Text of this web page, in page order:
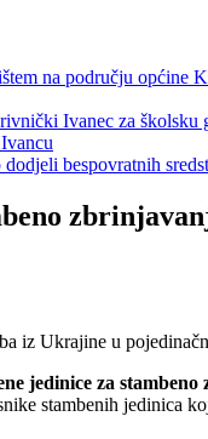
na području
Ivanec za školsku
bespovratnih
jedinice za
stambenih jedinica